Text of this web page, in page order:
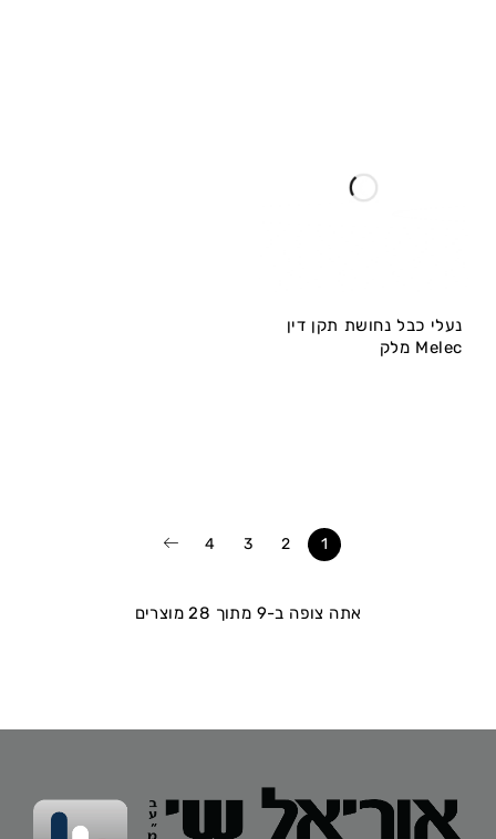
נעלי כבל נחושת תקן דין
Melec מלק
1
2
3
4
אתה צופה ב-9 מתוך 28 מוצרים